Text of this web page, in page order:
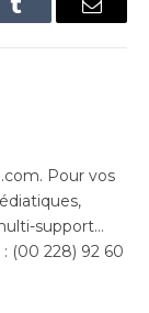
Tumblr Email
Pour vos
support…
: (00 228) 92 60